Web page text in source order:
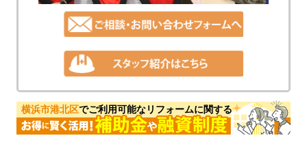
横浜市港北区でご利用可能なリフォームに関する